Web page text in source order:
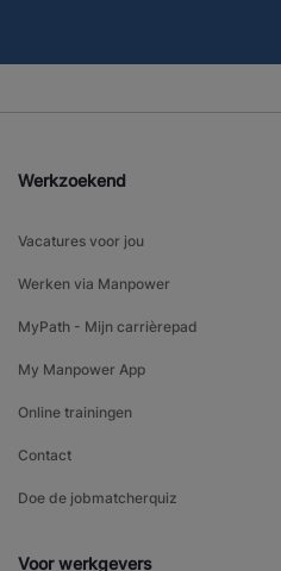
Werkzoekend
Vacatures voor jou
Werken via Manpower
MyPath - Mijn carrièrepad
My Manpower App
Online trainingen
Contact
Doe de jobmatcherquiz
Voor werkgevers